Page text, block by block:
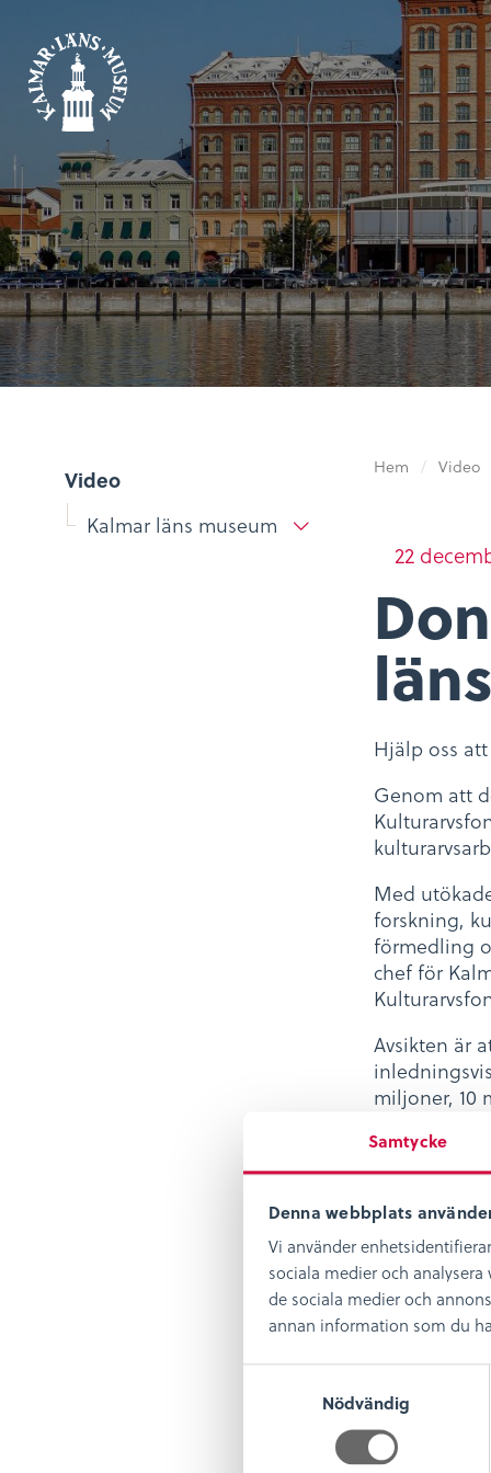
Samtycke
Denna webbplats
Vi använder
sociala medier och
de sociala medier och
annan information som du
Nödvändig
Video
Kalmar läns museum
Hem / Video
22
Hjälp oss
Genom att
Med
forskning,
förmedling
chef för
Avsikten är
miljoner, 10
firar 150-
Vi tror och
samhället
Barbro
fondens
Örjan